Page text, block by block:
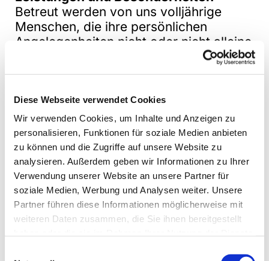
Diese Webseite verwendet Cookies
Wir verwenden Cookies, um Inhalte und Anzeigen zu
personalisieren, Funktionen für soziale Medien anbieten
zu können und die Zugriffe auf unsere Website zu
analysieren. Außerdem geben wir Informationen zu Ihrer
Verwendung unserer Website an unsere Partner für
soziale Medien, Werbung und Analysen weiter. Unsere
Partner führen diese Informationen möglicherweise mit
weiteren Daten zusammen, die Sie ihnen bereitgestellt
Betreut werden von uns volljährige
Menschen, die ihre persönlichen
Angelegenheiten nicht oder nicht alleine
erledigen können, weil sie psychisch
krank, geistig behindert, altersverwirrt
Die betreuende Person wird als
gesetzliche*r Vertreter*in für eine
Person vom Vormundschaftsgericht
bestimmt.
Wir beraten und begleiten Angehörige
und Kontaktpersonen von Betroffenen
und werden bei Bedarf vom
Amtsgericht als Verfahrenspfleger*in
bestellt.
Ehrenamtliche Betreuer*innen werden